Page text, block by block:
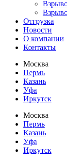
Отгрузка
Новости
О компании
Контакты
Москва
Пермь
Казань
Уфа
Иркутск
Москва
Пермь
Казань
Уфа
Иркутск